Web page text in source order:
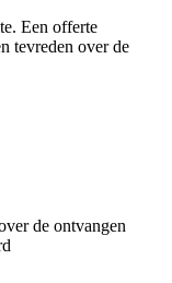
Een offerte
tevreden over de
de ontvangen